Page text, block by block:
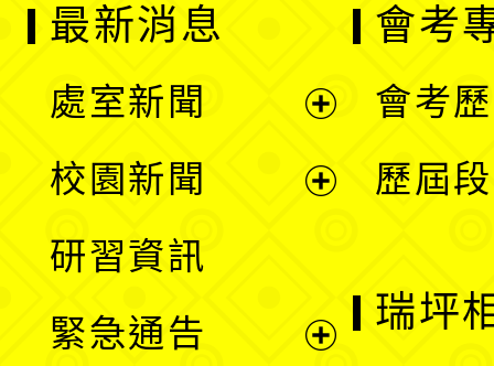
最新消息
處室新聞
單
校園新聞
選
研習資訊
緊急通告
會考
會考
歷屆
瑞坪